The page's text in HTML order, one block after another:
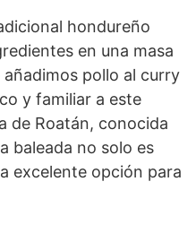
hondureño
en una masa
pollo al curry
y familiar a este
de Roatán, conocida
baleada no solo es
excelente opción para